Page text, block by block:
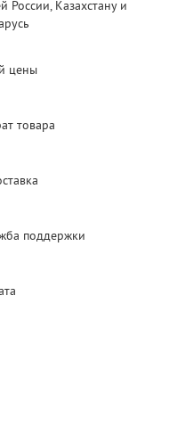
России, Казахстану и
цены
товара
поддержки